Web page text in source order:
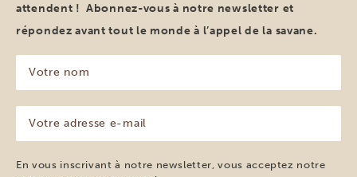
attendent ! Abonnez-vous à notre newsletter et
répondez avant tout le monde à l’appel de la savane.
nom
(Nécessaire)
adresse
e-
mail
En vous inscrivant à notre newsletter, vous acceptez notre